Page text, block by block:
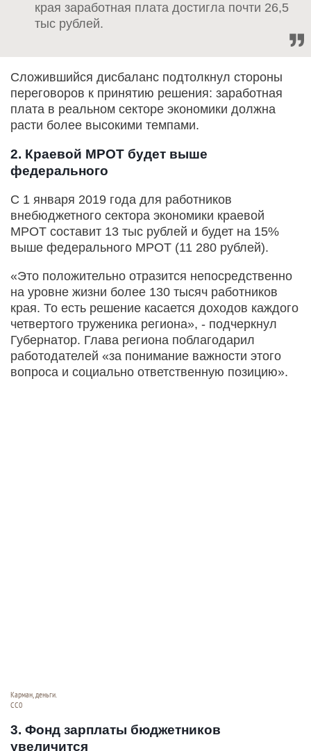
края заработная плата достигла почти 26,5
тыс рублей.
Сложившийся дисбаланс подтолкнул стороны
переговоров к принятию решения: заработная
плата в реальном секторе экономики должна
расти более высокими темпами.
2. Краевой МРОТ будет выше
федерального
С 1 января 2019 года для работников
внебюджетного сектора экономики краевой
МРОТ составит 13 тыс рублей и будет на 15%
выше федерального МРОТ (11 280 рублей).
«Это положительно отразится непосредственно
на уровне жизни более 130 тысяч работников
края. То есть решение касается доходов каждого
четвертого труженика региона», - подчеркнул
Губернатор. Глава региона поблагодарил
работодателей «за понимание важности этого
вопроса и социально ответственную позицию».
Карман, деньги.
СС0
3. Фонд зарплаты бюджетников
увеличится